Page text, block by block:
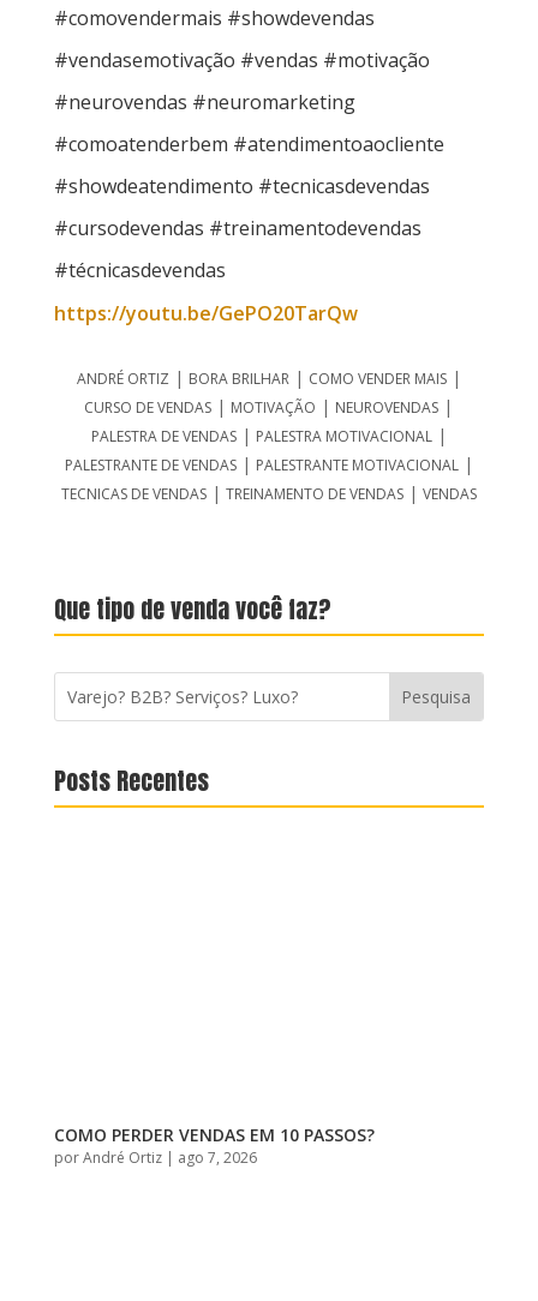
#comovendermais #showdevendas
#vendasemotivação #vendas #motivação
#neurovendas #neuromarketing
#comoatenderbem #atendimentoaocliente
#showdeatendimento #tecnicasdevendas
#cursodevendas #treinamentodevendas
#técnicasdevendas
https://youtu.be/GePO20TarQw
ANDRÉ ORTIZ | BORA BRILHAR| COMO VENDER MAIS|
CURSO DE VENDAS | MOTIVAÇÃO | NEUROVENDAS |
PALESTRA DE VENDAS| PALESTRA MOTIVACIONAL|
PALESTRANTE DE VENDAS| PALESTRANTE MOTIVACIONAL|
TECNICAS DE VENDAS| TREINAMENTO DE VENDAS| VENDAS
Que tipo de venda você faz?
Posts Recentes
COMO PERDER VENDAS EM 10 PASSOS?
porAndré Ortiz| ago 7, 2026